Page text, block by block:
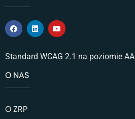
Standard WCAG 2.1 na poziomie AA
O NAS
O ZRP